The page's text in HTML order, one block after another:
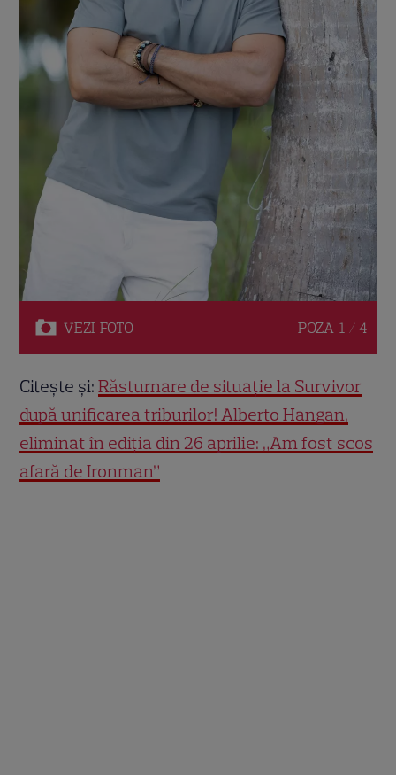
VEZI FOTO POZA 1 / 4
Citește și:Răsturnare de situație la Survivor
după unificarea triburilor! Alberto Hangan,
eliminat în ediția din 26 aprilie: „Am fost scos
afară de Ironman”